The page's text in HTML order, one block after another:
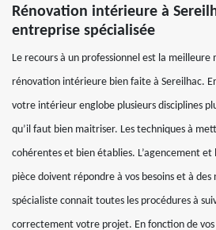
Rénovation intérieure à
entreprise spécialisée
Le recours à un professionnel est la
rénovation intérieure bien faite à Sereilhac.
votre intérieur englobe plusieurs disciplines
qu’il faut bien maitriser. Les techniques à
cohérentes et bien établies. L’agencement et
pièce doivent répondre à vos besoins et à des
spécialiste connait toutes les procédures à
correctement votre projet. En fonction de vos